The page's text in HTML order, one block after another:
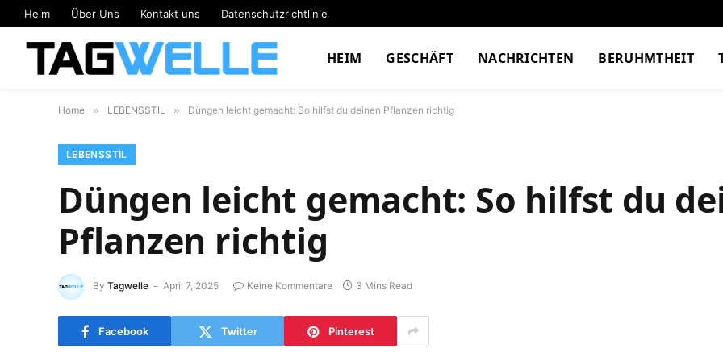
Heim Über Uns Kontakt uns Datenschutzrichtlinie
HEIM GESCHÄFT NACHRICHTEN BERUHMTHEIT
Home » LEBENSSTIL » Düngen leicht gemacht: So hilfst du deinen Pflanzen richtig
LEBENSSTIL
Düngen leicht gemacht: So hilfst du
Pflanzen richtig
By Tagwelle April 7, 2025 Keine Kommentare 3 Mins Read
Facebook Twitter Pinterest